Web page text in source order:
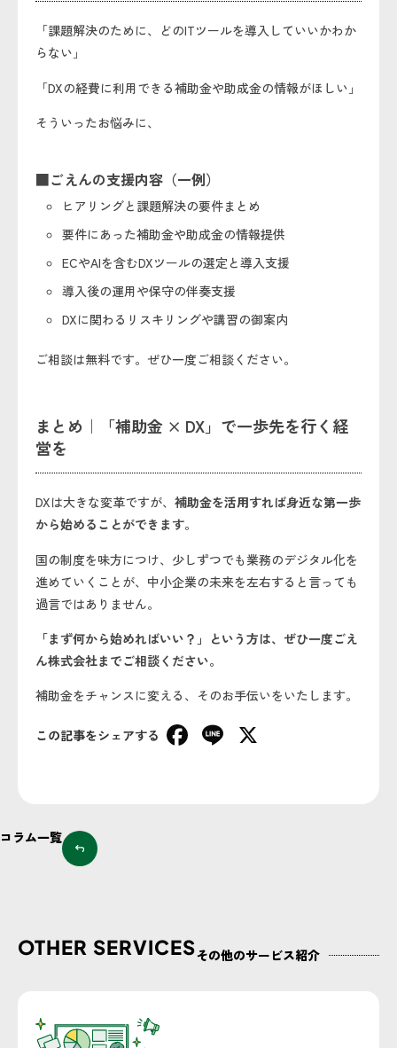
「課題解決のために、どのITツールを導入していいかわか
らない」
「DXの経費に利用できる補助金や助成金の情報がほしい」
そういったお悩みに、
■ごえんの支援内容（一例）
ヒアリングと課題解決の要件まとめ
要件にあった補助金や助成金の情報提供
ECやAIを含むDXツールの選定と導入支援
導入後の運用や保守の伴奏支援
DXに関わるリスキリングや講習の御案内
ご相談は無料です。ぜひ一度ご相談ください。
まとめ｜「補助金 × DX」で一歩先を行く経
営を
DXは大きな変革ですが、 補助金を活用すれば身近な第一歩
から始めることができます。
国の制度を味方につけ、少しずつでも業務のデジタル化を
進めていくことが、中小企業の未来を左右すると言っても
過言ではありません。
「まず何から始めればいい？」という方は、ぜひ一度ごえ
ん株式会社までご相談ください。
補助金をチャンスに変える、そのお手伝いをいたします。
この記事をシェアする Facebook
Line
コラム一覧
OTHER SERVICESその他のサービス紹介